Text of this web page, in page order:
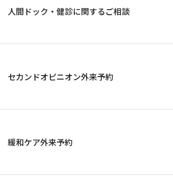
人間ドック・健診に関するご相談
セカンドオピニオン外来予約
緩和ケア外来予約